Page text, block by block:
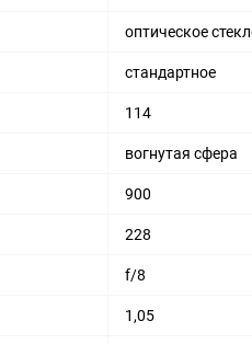
оптическое
стандартное
114
вогнутая сфера
900
228
f/8
1,05